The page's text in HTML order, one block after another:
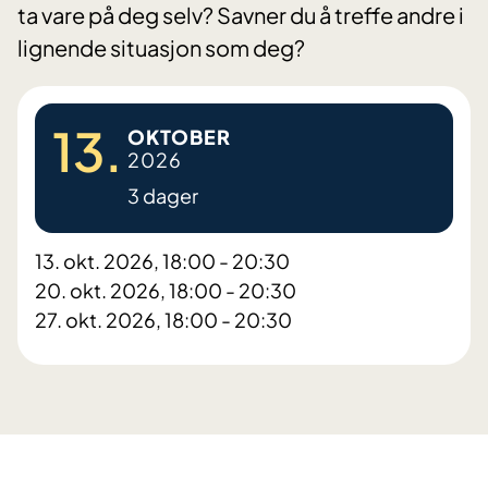
ta vare på deg selv? Savner du å treffe andre i
lignende situasjon som deg?
13. OKTOBER
2026
3 dager
13. okt. 2026, 18:00 - 20:30
20. okt. 2026, 18:00 - 20:30
27. okt. 2026, 18:00 - 20:30